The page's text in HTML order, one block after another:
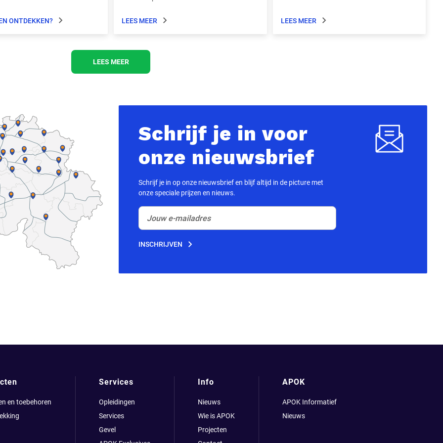
ONTDEKKEN? LEES MEER LEES MEER
LEES MEER
Schrijf je in voor
onze nieuwsbrief
Schrijf je in op onze nieuwsbrief en blijf altijd in de picture met
onze speciale prijzen en nieuws.
INSCHRIJVEN
en toebehoren
Services
Opleidingen
Services
Gevel
Info
Nieuws
Wie is APOK
Projecten
APOK
APOK Informatief
Nieuws